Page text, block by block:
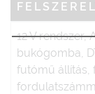
12 V
bukógomba,
futómű állítás,